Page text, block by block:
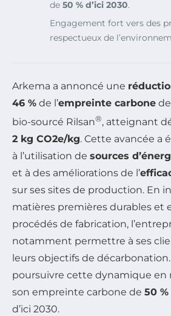
de 50 % d’ici 2030.
Engagement fort vers des
respectueux de
Arkema a annoncé une
46 % de l’empreinte carbone
bio-sourcé Rilsan®, atteignant
2 kg CO2e/kg. Cette avancée a
à l’utilisation de sources
et à des améliorations de l’
sur ses sites de production. En
matières premières durables et
procédés de fabrication,
notamment permettre à ses
leurs objectifs de
poursuivre cette dynamique en
son empreinte carbone de 50
d’ici 2030.